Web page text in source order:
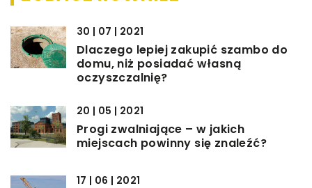
30 | 07 | 2021
Dlaczego lepiej zakupić szambo do
domu, niż posiadać własną
oczyszczalnię?
20 | 05 | 2021
Progi zwalniające – w jakich
miejscach powinny się znaleźć?
17 | 06 | 2021